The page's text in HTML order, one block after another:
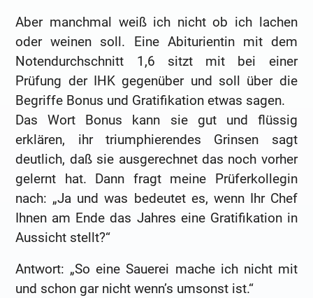
Aber manchmal weiß ich nicht ob ich lachen
oder weinen soll. Eine Abiturientin mit dem
Notendurchschnitt 1,6 sitzt mit bei einer
Prüfung der IHK gegenüber und soll über die
Begriffe Bonus und Gratifikation etwas sagen.
Das Wort Bonus kann sie gut und flüssig
erklären, ihr triumphierendes Grinsen sagt
deutlich, daß sie ausgerechnet das noch vorher
gelernt hat. Dann fragt meine Prüferkollegin
nach: „Ja und was bedeutet es, wenn Ihr Chef
Ihnen am Ende das Jahres eine Gratifikation in
Aussicht stellt?“
Antwort: „So eine Sauerei mache ich nicht mit
und schon gar nicht wenn’s umsonst ist.“